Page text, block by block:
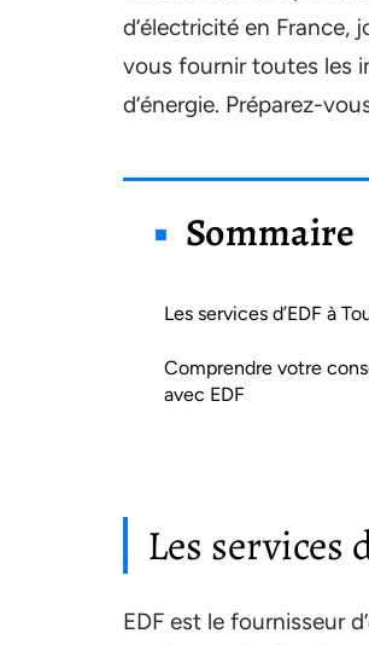
d’électricité en France,
vous fournir toutes les
d’énergie. Préparez-
Sommaire
Les services d’EDF à
Comprendre votre
avec EDF
Les services
EDF est le fournisseur